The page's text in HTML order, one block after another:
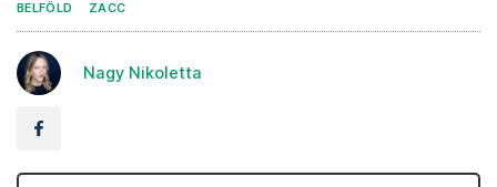
BELFÖLD ZACC
Nagy Nikoletta